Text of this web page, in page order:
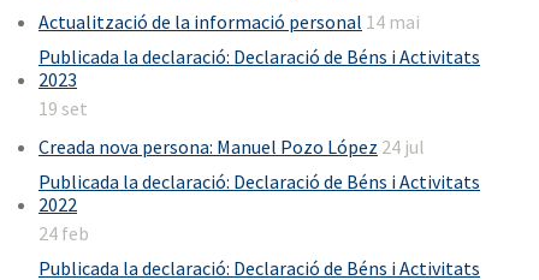
Actualització de la informació personal 14 mai
Publicada la declaració: Declaració de Béns i Activitats
2023
19 set
Creada nova persona: Manuel Pozo López 24 jul
Publicada la declaració: Declaració de Béns i Activitats
2022
24 feb
Publicada la declaració: Declaració de Béns i Activitats